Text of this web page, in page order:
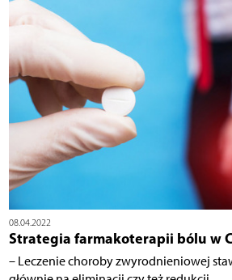
08.04.2022
Strategia farmakoterapii bólu w
– Leczenie choroby zwyrodnieniowej